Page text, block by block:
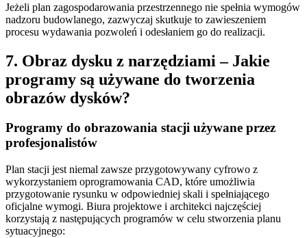
Jeżeli plan zagospodarowania przestrzennego nie spełnia wymogów
nadzoru budowlanego, zazwyczaj skutkuje to zawieszeniem
procesu wydawania pozwoleń i odesłaniem go do realizacji.
7. Obraz dysku z narzędziami – Jakie
programy są używane do tworzenia
obrazów dysków?
Programy do obrazowania stacji używane przez
profesjonalistów
Plan stacji jest niemal zawsze przygotowywany cyfrowo z
wykorzystaniem oprogramowania CAD, które umożliwia
przygotowanie rysunku w odpowiedniej skali i spełniającego
oficjalne wymogi. Biura projektowe i architekci najczęściej
korzystają z następujących programów w celu stworzenia planu
sytuacyjnego: